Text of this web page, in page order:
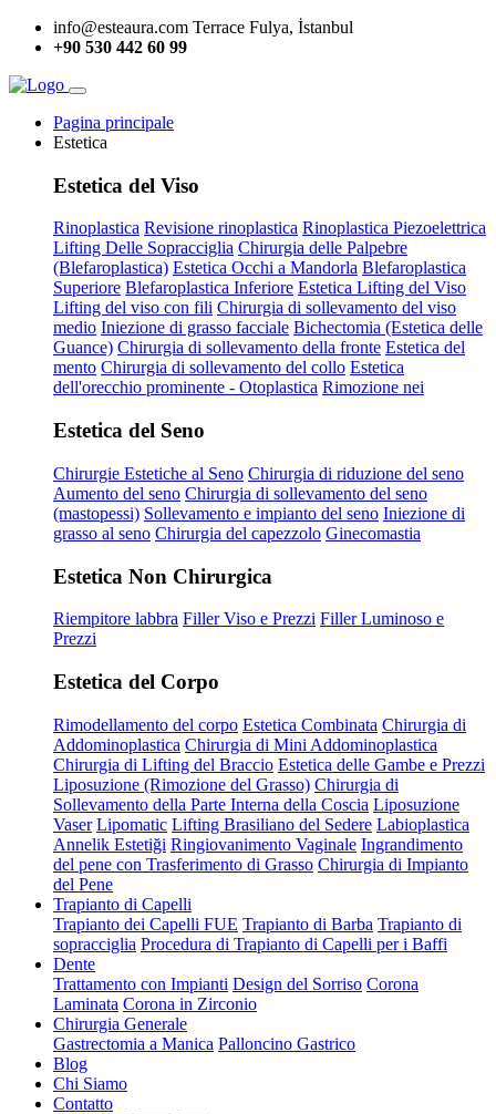
info@esteaura.com Terrace Fulya, İstanbul
+90 530 442 60 99
Pagina principale
Estetica
Estetica del Viso
Rinoplastica Revisione rinoplastica Rinoplastica Piezoelettrica
Lifting Delle Sopracciglia Chirurgia delle Palpebre
(Blefaroplastica) Estetica Occhi a Mandorla Blefaroplastica
Superiore Blefaroplastica Inferiore Estetica Lifting del Viso
Lifting del viso con fili Chirurgia di sollevamento del viso
medio Iniezione di grasso facciale Bichectomia (Estetica delle
Guance) Chirurgia di sollevamento della fronte Estetica del
mento Chirurgia di sollevamento del collo Estetica
dell'orecchio prominente - Otoplastica Rimozione nei
Estetica del Seno
Chirurgie Estetiche al Seno Chirurgia di riduzione del seno
Aumento del seno Chirurgia di sollevamento del seno
(mastopessi) Sollevamento e impianto del seno Iniezione di
grasso al seno Chirurgia del capezzolo Ginecomastia
Estetica Non Chirurgica
Riempitore labbra Filler Viso e Prezzi Filler Luminoso e
Prezzi
Estetica del Corpo
Rimodellamento del corpo Estetica Combinata Chirurgia di
Addominoplastica Chirurgia di Mini Addominoplastica
Chirurgia di Lifting del Braccio Estetica delle Gambe e Prezzi
Liposuzione (Rimozione del Grasso) Chirurgia di
Sollevamento della Parte Interna della Coscia Liposuzione
Vaser Lipomatic Lifting Brasiliano del Sedere Labioplastica
Annelik Estetiği Ringiovanimento Vaginale Ingrandimento
del pene con Trasferimento di Grasso Chirurgia di Impianto
del Pene
Trapianto di Capelli
Trapianto dei Capelli FUE Trapianto di Barba Trapianto di
sopracciglia Procedura di Trapianto di Capelli per i Baffi
Dente
Trattamento con Impianti Design del Sorriso Corona
Laminata Corona in Zirconio
Chirurgia Generale
Gastrectomia a Manica Palloncino Gastrico
Blog
Chi Siamo
Contatto